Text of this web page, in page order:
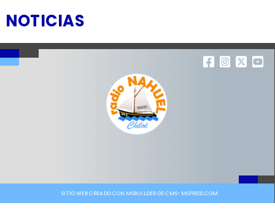
NOTICIAS
SITIO WEB CREADO CON MSBUILDER DE CMS-MSPRESS.COM